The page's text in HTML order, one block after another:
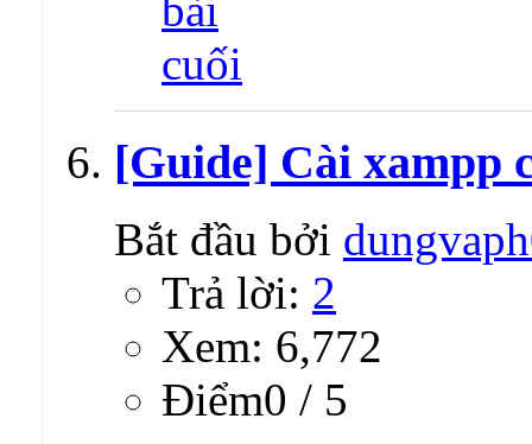
[Guide] Cài xampp
Bắt đầu bởi
Trả lời: 2
Xem: 6,772
Ðiểm0 / 5